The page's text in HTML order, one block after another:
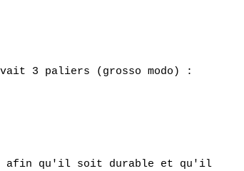
3 paliers (grosso modo) :
afin qu'il soit durable et qu'il